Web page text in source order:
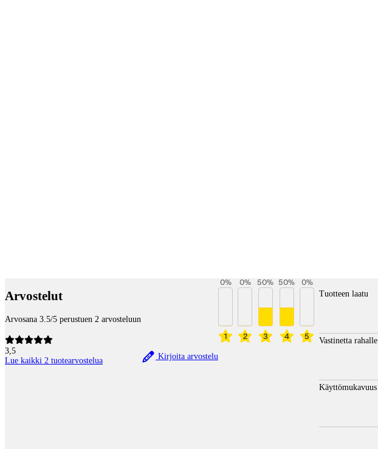
Arvostelut
Arvosana 3.5/5 perustuen 2 arvosteluun
3,5
Lue kaikki 2 tuotearvostelua
Kirjoita arvostelu
1
0%
2
0%
3
50%
4
50%
5
0%
Tuotteen laatu
Vastinetta rahalle
Käyttömukavuus